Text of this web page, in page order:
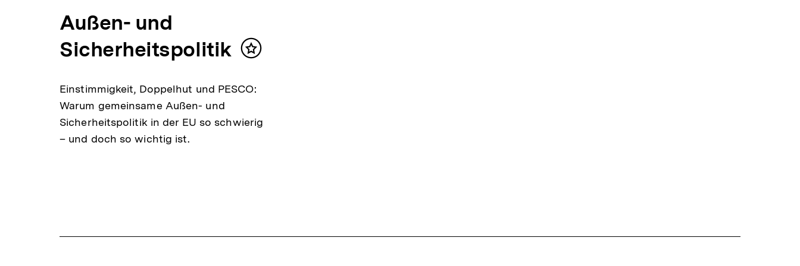
Außen- und
Sicherheitspolitik
Inhalt
Einstimmigkeit, Doppelhut und PESCO:
Warum gemeinsame Außen- und
Sicherheitspolitik in der EU so schwierig
– und doch so wichtig ist.